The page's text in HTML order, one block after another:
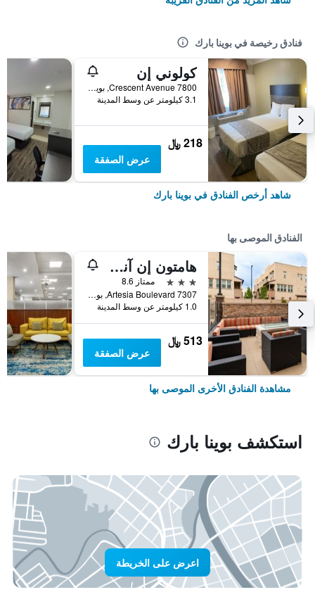
فنادق رخيصة في بوينا بارك
كولوني إن
7800 Crescent Avenue, بوينا بارك, CA, الولايات المتحدة الأميريكية
3.1 كيلومتر عن وسط المدينة
218 ﷼
عرض الصفقة
شاهد أرخص الفنادق في بوينا بارك
الفنادق الموصى بها
هامتون إن آند سويتس بوينا بارك
3 نجوم
ممتاز 8.6
7307 Artesia Boulevard, بوينا بارك, CA, الولايات المتحدة الأميريكية
1.0 كيلومتر عن وسط المدينة
513 ﷼
عرض الصفقة
مشاهدة الفنادق الأخرى الموصى بها
استكشف بوينا بارك
اعرض على الخريطة